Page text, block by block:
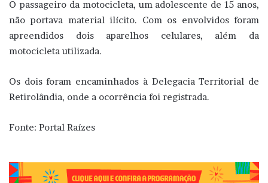
O passageiro da motocicleta, um adolescente de 15 anos,
não portava material ilícito. Com os envolvidos foram
apreendidos dois aparelhos celulares, além da
motocicleta utilizada.
Os dois foram encaminhados à Delegacia Territorial de
Retirolândia, onde a ocorrência foi registrada.
Fonte: Portal Raízes